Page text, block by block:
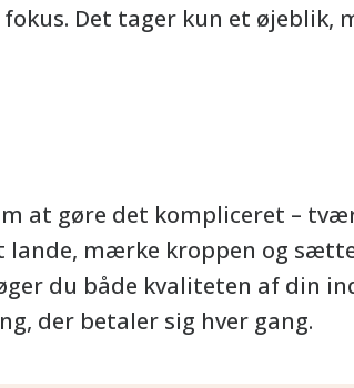
Det tager kun et øjeblik,
at gøre det kompliceret –
lande, mærke kroppen og
du både kvaliteten af din
der betaler sig hver gang.